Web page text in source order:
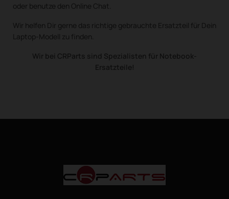
oder benutze den Online Chat.
Wir helfen Dir gerne das richtige gebrauchte Ersatzteil für Dein
Laptop-Modell zu finden.
Wir bei CRParts sind Spezialisten für Notebook-
Ersatzteile!